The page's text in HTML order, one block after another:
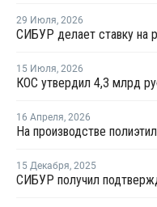
29 Июля, 2026
15 Июля, 2026
КОС утвердил 4,3 млрд
16 Апреля, 2026
15 Декабря, 2025